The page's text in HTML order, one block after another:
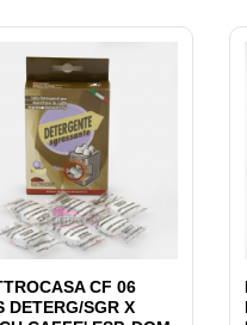
CF 06
DETERG/SGR X